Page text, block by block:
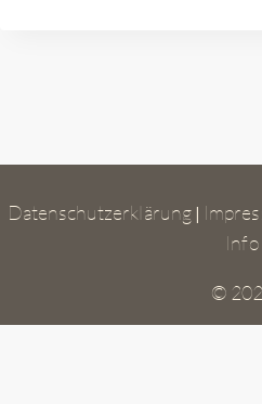
Datenschutzerklärung |
Info
©